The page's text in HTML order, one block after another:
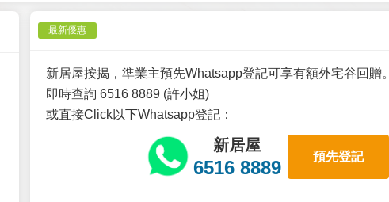
最新優惠
新居屋按揭，準業主預先Whatsapp登記可享有額外宅谷回贈。
即時查詢 6516 8889 (許小姐)
或直接Click以下Whatsapp登記：
新居屋
6516 8889
預先登記